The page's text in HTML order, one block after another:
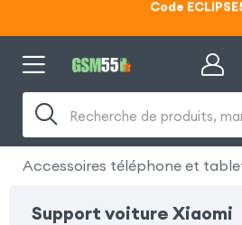
Code
Recherche de produits,
Accessoires téléphone et
Support voiture Xiaomi